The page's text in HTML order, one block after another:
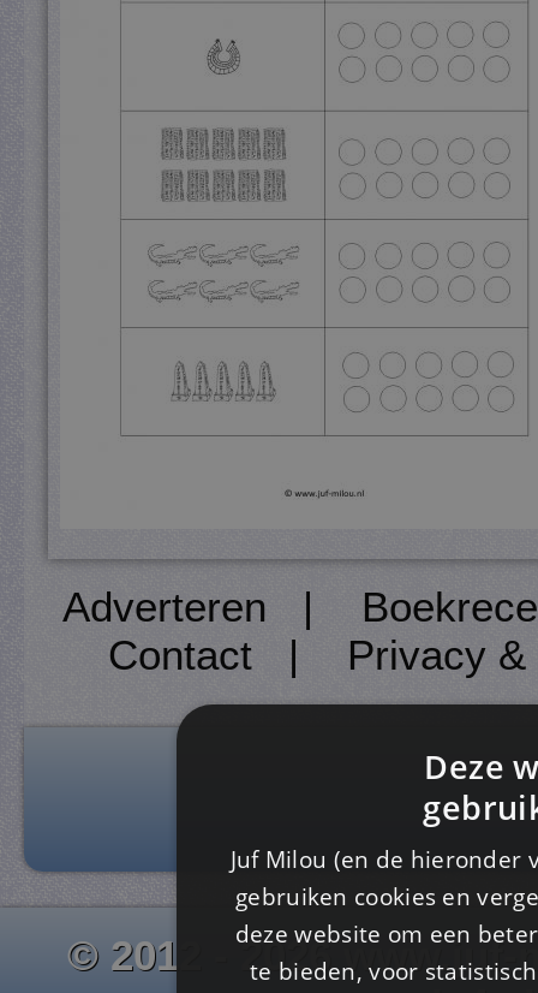
Adverteren |
Contact| Privacy
© 2012 - 2026
Deze
Juf Milou (en de
gebruiken cookies en
deze website om een
te bieden, voor